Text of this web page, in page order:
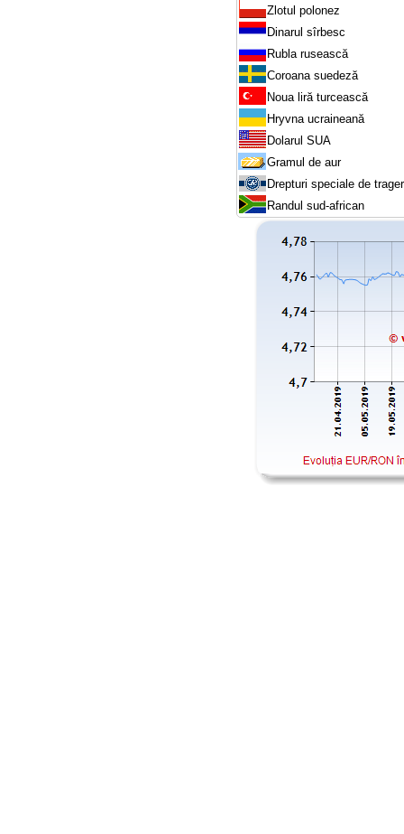
Zlotul polonez
Dinarul sîrbesc
Rubla rusească
Coroana suedeză
Noua liră turcească
Hryvna ucraineană
Dolarul SUA
Gramul de aur
Drepturi speciale de
Randul sud-african